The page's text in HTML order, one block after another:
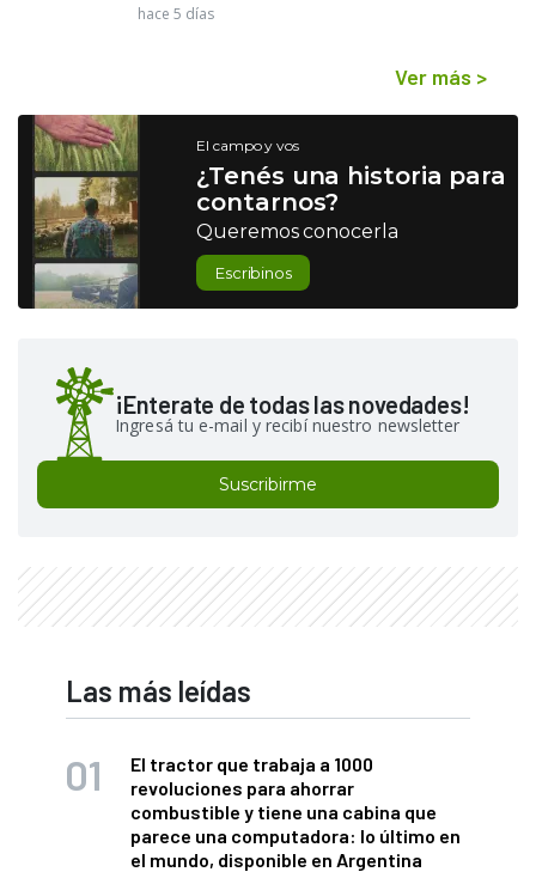
hace 5 días
Ver más >
El campo y vos
¿Tenés una historia para
contarnos?
Queremos conocerla
Escribinos
¡Enterate de todas las novedades!
Ingresá tu e-mail y recibí nuestro newsletter
Suscribirme
Las más leídas
El tractor que trabaja a 1000
revoluciones para ahorrar
combustible y tiene una cabina que
parece una computadora: lo último en
el mundo, disponible en Argentina